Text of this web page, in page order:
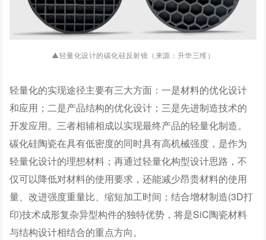
▲轻量化设计的碳化硅反射镜（来源：升华三维）
轻量化的实现途径主要有三大方面：一是材料的优化设计
和应用；二是产品结构的优化设计；三是先进制造技术的
开发应用。三者相辅相成以实现最终产品的轻量化制造。
碳化硅陶瓷在具有低密度的同时具有高机械强度，是作为
轻量化设计的理想材料；再通过轻量化构型设计思路，不
仅可以降低对材料的使用要求，还能减少昂贵材料的使用
量、改进强度重量比、缩短加工时间；结合增材制造(3D打
印)技术成形复杂异型构件的独特优势，将是SiC陶瓷材料
与结构设计相结合的重点方向。